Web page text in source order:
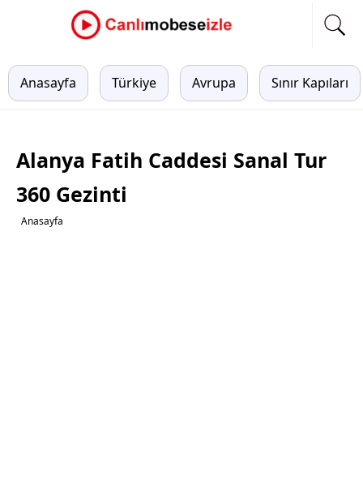
Anasayfa Türkiye Avrupa Sınır Kapıları
Alanya Fatih Caddesi Sanal Tur
360 Gezinti
Anasayfa